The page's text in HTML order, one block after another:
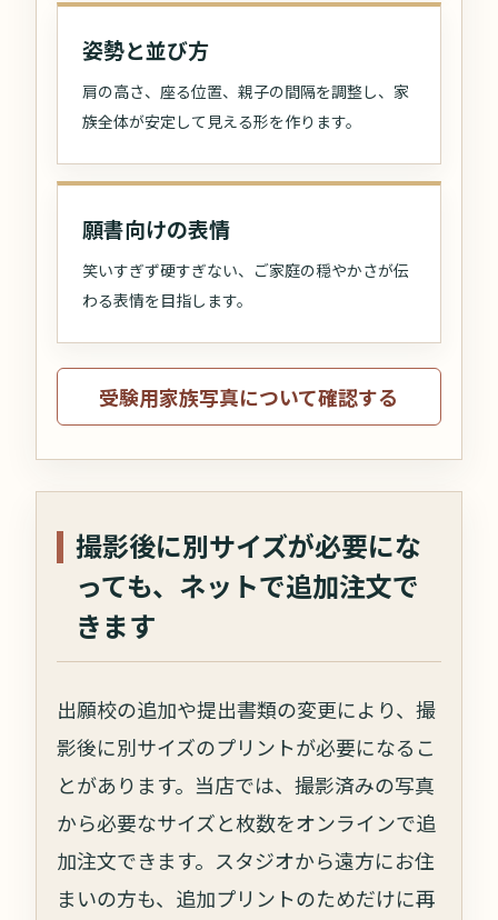
姿勢と並び方
肩の高さ、座る位置、親子の間隔を調整し、家
族全体が安定して見える形を作ります。
願書向けの表情
笑いすぎず硬すぎない、ご家庭の穏やかさが伝
わる表情を目指します。
受験用家族写真について確認する
撮影後に別サイズが必要にな
っても、ネットで追加注文で
きます
出願校の追加や提出書類の変更により、撮
影後に別サイズのプリントが必要になるこ
とがあります。当店では、撮影済みの写真
から必要なサイズと枚数をオンラインで追
加注文できます。スタジオから遠方にお住
まいの方も、追加プリントのためだけに再